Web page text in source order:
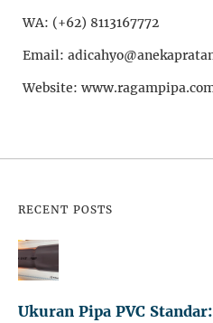
WA: (+62) 8113167772
Email:
Website:
RECENT POSTS
Ukuran Pipa PVC